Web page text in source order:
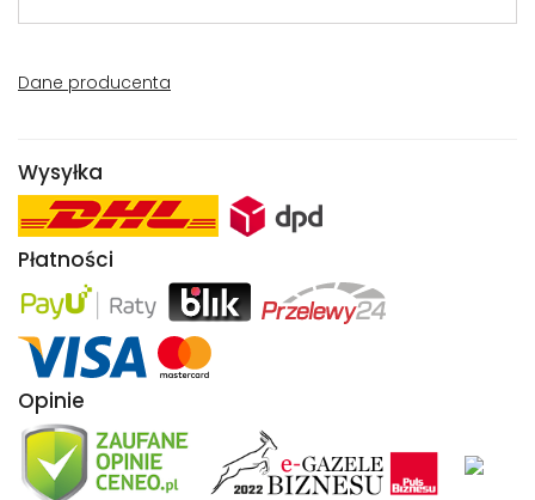
Dane producenta
Wysyłka
Płatności
Opinie